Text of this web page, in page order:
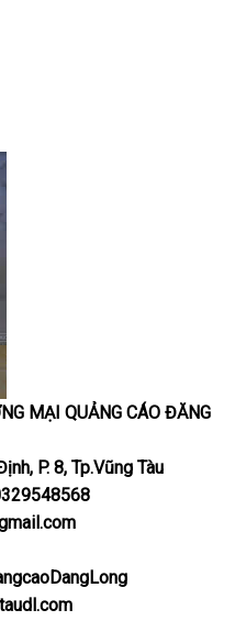
MẠI QUẢNG CÁO ĐĂNG
P. 8, Tp.Vũng Tàu